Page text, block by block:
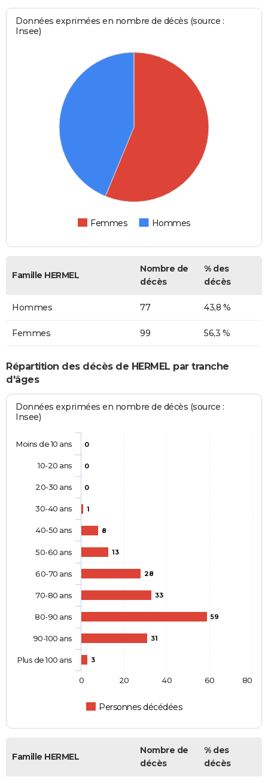
Données exprimées en nombre de décès (source :
Insee)
Femmes Hommes
Famille HERMEL
Nombre de
décès
% des
décès
Hommes 77 43,8 %
Femmes 99 56,3 %
Répartition des décès de HERMEL par tranche
d'âges
Données exprimées en nombre de décès (source :
Insee)
0
0
0
1
8
13
28
33
59
31
3
Personnes décédées
Moins de 10 ans
10-20 ans
20-30 ans
30-40 ans
40-50 ans
50-60 ans
60-70 ans
70-80 ans
80-90 ans
90-100 ans
Plus de 100 ans
0 20 40 60 80
Famille HERMEL
Nombre de
décès
% des
décès